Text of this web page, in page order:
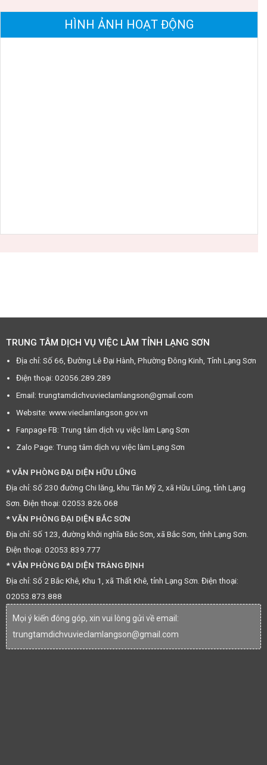
HÌNH ẢNH HOẠT ĐỘNG
TRUNG TÂM DỊCH VỤ VIỆC LÀM TỈNH LẠNG SƠN
Địa chỉ: Số 66, Đường Lê Đại Hành, Phường Đông Kinh, Tỉnh Lạng Sơn
Điện thoại: 02056.289.289
Email: trungtamdichvuvieclamlangson@gmail.com
Website: www.vieclamlangson.gov.vn
Fanpage FB: Trung tâm dịch vụ việc làm Lạng Sơn
Zalo Page: Trung tâm dịch vụ việc làm Lạng Sơn
* VĂN PHÒNG ĐẠI DIỆN HỮU LŨNG
Địa chỉ: Số 230 đường Chi lăng, khu Tân Mỹ 2, xã Hữu Lũng, tỉnh Lạng
Sơn. Điện thoại: 02053.826.068
* VĂN PHÒNG ĐẠI DIỆN BẮC SƠN
Địa chỉ: Số 123, đường khởi nghĩa Bắc Sơn, xã Bắc Sơn, tỉnh Lạng Sơn.
Điện thoại: 02053.839.777
* VĂN PHÒNG ĐẠI DIỆN TRÀNG ĐỊNH
Địa chỉ: Số 2 Bắc Khê, Khu 1, xã Thất Khê, tỉnh Lạng Sơn. Điện thoại:
02053.873.888
Mọi ý kiến đóng góp, xin vui lòng gửi về email:
trungtamdichvuvieclamlangson@gmail.com